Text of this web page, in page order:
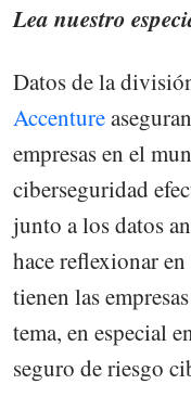
Lea nuestro
Datos de la
Accenture
empresas en el
ciberseguridad
junto a los datos
hace reflexionar
tienen las
tema, en especial
seguro de riesgo